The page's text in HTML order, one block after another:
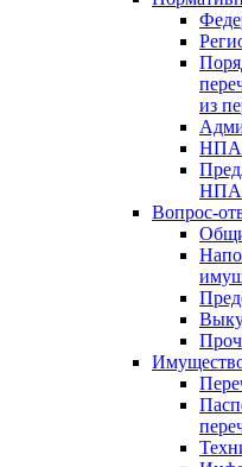
из
НПА
НПА
Вопрос-